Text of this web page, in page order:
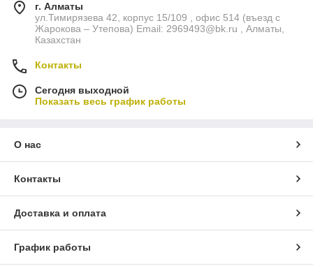
г. Алматы
ул.Тимирязева 42, корпус 15/109 , офис 514 (въезд с
Жарокова – Утепова) Email: 2969493@bk.ru , Алматы,
Казахстан
Контакты
Сегодня выходной
Показать весь график работы
О нас
Контакты
Доставка и оплата
График работы